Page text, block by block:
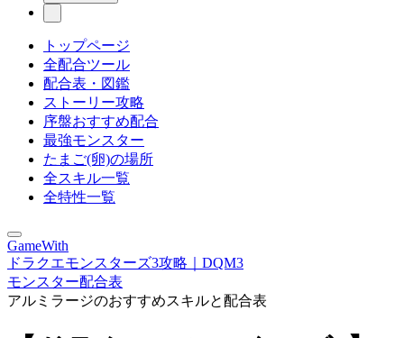
トップページ
全配合ツール
配合表・図鑑
ストーリー攻略
序盤おすすめ配合
最強モンスター
たまご(卵)の場所
全スキル一覧
全特性一覧
GameWith
ドラクエモンスターズ3攻略｜DQM3
モンスター配合表
アルミラージのおすすめスキルと配合表